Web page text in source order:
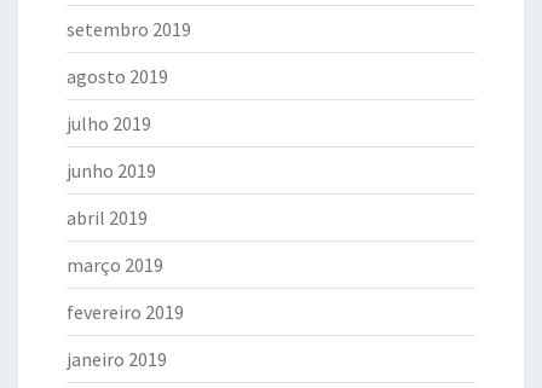
setembro 2019
agosto 2019
julho 2019
junho 2019
abril 2019
março 2019
fevereiro 2019
janeiro 2019